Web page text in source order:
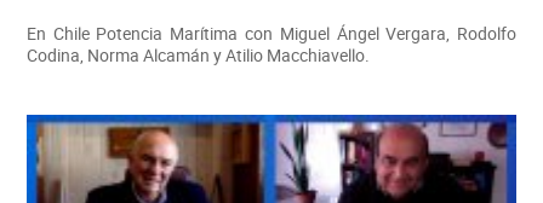
En Chile Potencia Marítima con Miguel Ángel Vergara, Rodolfo
Codina, Norma Alcamán y Atilio Macchiavello.